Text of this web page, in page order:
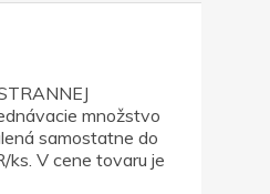
množstvo
samostatne do
ks. V cene tovaru je